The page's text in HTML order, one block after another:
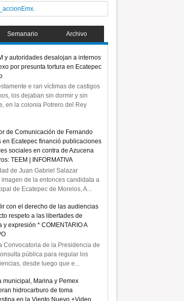
Semanario Archivo
y autoridades desalojan a internos
por presunta tortura en Ecatepec
e ran víctimas de castigos
los dejaban sin dormir y sin
en la colonia Potrero del Rey
de Comunicación de Fernando
en Ecatepec financió publicaciones
sociales en contra de Azucena
TEEM | INFORMATIVA
de Juan Gabriel Salazar
de la entonces candidata a
de Ecatepec de Morelos, A...
con el derecho de las audiencias
respeto a las libertades de
y expresión * COMENTARIO A
Convocatoria de la Presidencia de
pública para regular los
desde luego que e...
municipal, Marina y Pemex
hidrocarburo de toma